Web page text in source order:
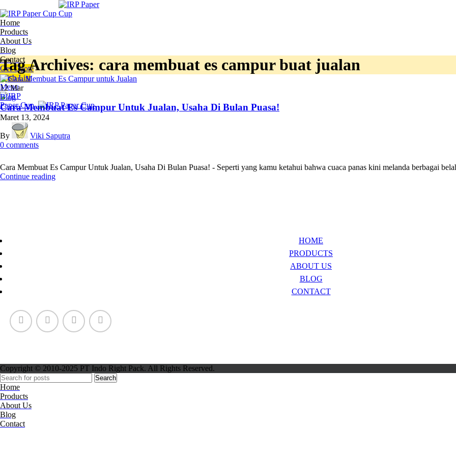
Home
Products
About Us
Blog
Contact
Get Quote
Wish List
Menu
Tag Archives: cara membuat es campur buat jualan
12Mar
Blog
Cara Membuat Es Campur Untuk Jualan, Usaha Di Bulan Puasa!
Maret 13, 2024
By
Viki Saputra
0 comments
Cara Membuat Es Campur Untuk Jualan, Usaha Di Bulan Puasa! - Seperti yang kamu ketahui bahwa cuaca panas kini melanda berbagai
Continue reading
HOME
PRODUCTS
ABOUT US
BLOG
CONTACT
Copyright © 2010-2025 PT Indo Right Pack. All Rights Reserved.
Search
Home
Products
About Us
Blog
Contact